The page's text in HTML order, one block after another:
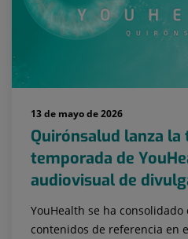
13 de mayo de 2026
Quirónsalud lanza la
temporada de
audiovisual de
YouHealth se ha
contenidos de referencia en